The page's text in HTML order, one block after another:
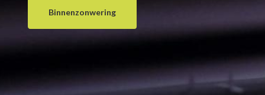
Binnenzonwering